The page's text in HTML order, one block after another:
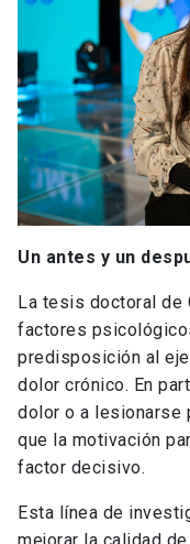
Un antes y un
La tesis doctoral de
factores
predisposición al
dolor crónico. En
dolor o a lesionarse
que la motivación
factor decisivo.
Esta línea de